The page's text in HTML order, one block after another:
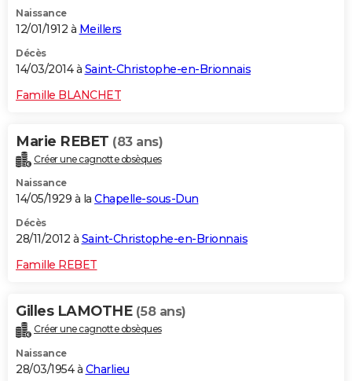
Naissance
12/01/1912 à Meillers
Décès
14/03/2014 à Saint-Christophe-en-Brionnais
Famille BLANCHET
Marie REBET (83 ans)
Créer une cagnotte obsèques
Naissance
14/05/1929 à la Chapelle-sous-Dun
Décès
28/11/2012 à Saint-Christophe-en-Brionnais
Famille REBET
Gilles LAMOTHE (58 ans)
Créer une cagnotte obsèques
Naissance
28/03/1954 à Charlieu